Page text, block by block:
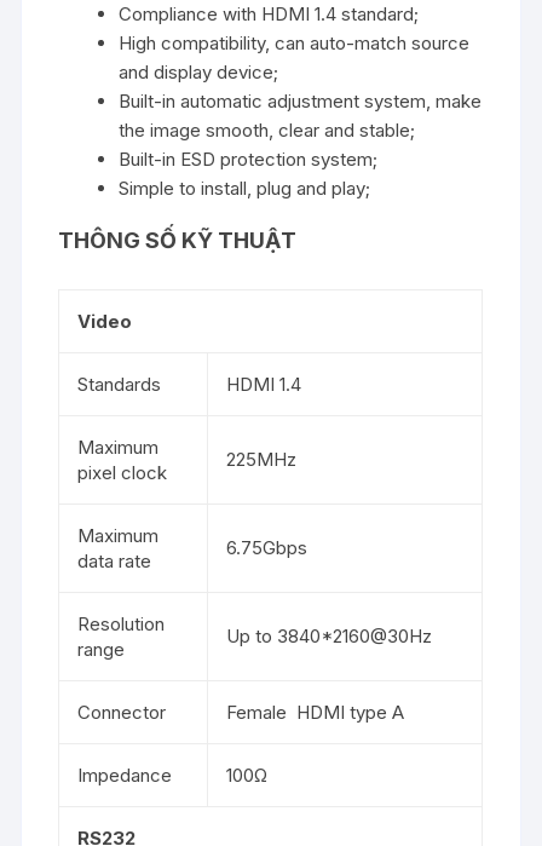
Compliance with HDMI 1.4 standard;
High compatibility, can auto-match source
and display device;
Built-in automatic adjustment system, make
the image smooth, clear and stable;
Built-in ESD protection system;
Simple to install, plug and play;
THÔNG SỐ KỸ THUẬT
Video
Standards HDMI 1.4
Maximum
pixel clock
225MHz
Maximum
data rate
6.75Gbps
Resolution
range
Up to 3840*2160@30Hz
Connector Female HDMI type A
Impedance 100Ω
RS232